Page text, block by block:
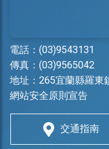
電話： (03)9543131
傳真：(03)9565042
地址： 265宜蘭縣羅東
網站安全原則宣告
交通指南